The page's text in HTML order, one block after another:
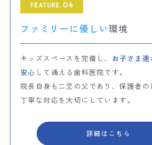
FEATURE. 04
ファミリーに優しい環境
キッズスペースを完備し、
お子さま
安心 して通える歯科医院です。
院長自身も二児の父であり、保護者の
丁寧な対応を大切にしています。
詳細はこちら